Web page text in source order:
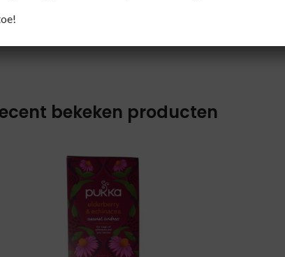
bekeken producten